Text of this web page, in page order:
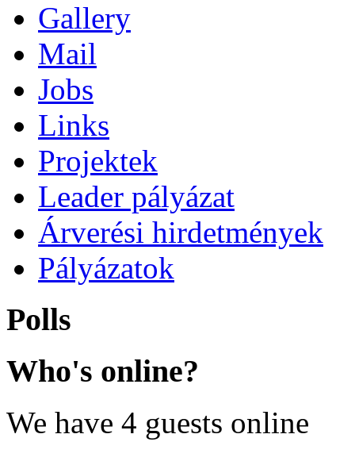
Gallery
Mail
Jobs
Links
Projektek
Leader pályázat
Árverési hirdetmények
Pályázatok
Polls
Who's online?
We have 4 guests online